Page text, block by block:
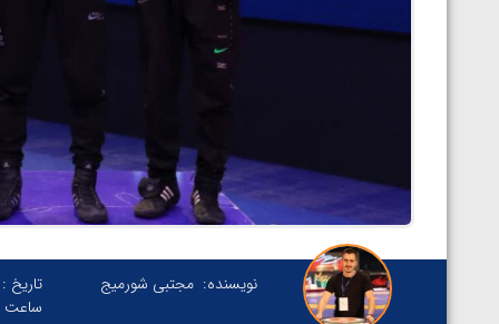
نویسنده: مجتبی شورمیج تاریخ :
ساعت